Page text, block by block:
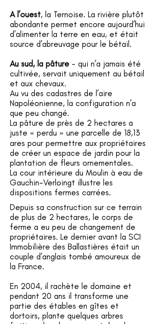
A l’ouest, la Ternoise. La rivière plutôt
abondante permet encore aujourd’hui
d’alimenter la terre en eau, et était
source d’abreuvage pour le bétail.
Au sud, la pâture - qui n’a jamais été
cultivée, servait uniquement au bétail
et aux chevaux.
Au vu des cadastres de l’aire
Napoléonienne, la configuration n’a
que peu changé.
La pâture de près de 2 hectares a
juste « perdu » une parcelle de 18,13
ares pour permettre aux propriétaires
de créer un espace de jardin pour la
plantation de fleurs ornementales.
La cour intérieure du Moulin à eau de
Gauchin-Verloingt illustre les
dispositions fermes carrées.
Depuis sa construction sur ce terrain
de plus de 2 hectares, le corps de
ferme a eu peu de changement de
propriétaires. Le dernier avant la SCI
Immobilière des Ballastières était un
couple d’anglais tombé amoureux de
la France.
En 2004, il rachète le domaine et
pendant 20 ans il transforme une
partie des étables en gîtes et
dortoirs, plante quelques arbres